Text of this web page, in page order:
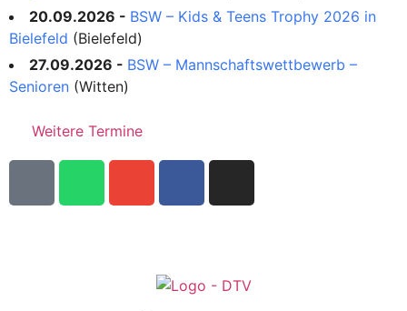
20.09.2026 - BSW – Kids & Teens Trophy 2026 in
Bielefeld (Bielefeld)
27.09.2026 - BSW – Mannschaftswettbewerb –
Senioren (Witten)
Weitere Termine